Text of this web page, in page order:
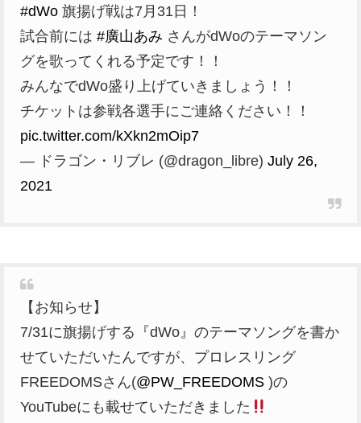
#dWo 旗揚げ戦は7月31日！
試合前には #廣山あみ さんがdWoのテーマソン
グを歌ってくれる予定です！！
みんなでdWo盛り上げていきましょう！！
チケットは参戦各選手にご連絡ください！！
pic.twitter.com/kXkn2mOip7
— ドラゴン・リブレ (@dragon_libre) July 26,
2021
【お知らせ】
7/31に旗揚げする『dWo』のテーマソングを書か
せていただいたんですが、プロレスリング
FREEDOMSさん(@PW_FREEDOMS )の
YouTubeにも載せていただきました